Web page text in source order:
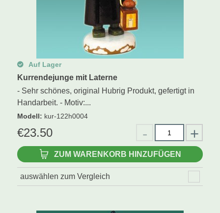
Auf Lager
Kurrendejunge mit Laterne
- Sehr schönes, original Hubrig Produkt, gefertigt in
Handarbeit. - Motiv:...
Modell: kur-122h0004
€23.50
ZUM WARENKORB HINZUFÜGEN
auswählen zum Vergleich